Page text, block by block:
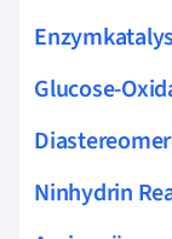
Glucose-
Ninhydrin